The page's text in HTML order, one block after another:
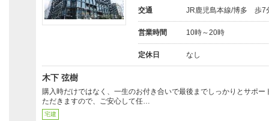
交通 JR鹿児島本線/博多 歩7
営業時間 10時～20時
定休日 なし
木下 弦樹
購入時だけではなく、一生のお付き合いで最後までしっかりとサポー
ただきますので、ご安心して任…
宅建